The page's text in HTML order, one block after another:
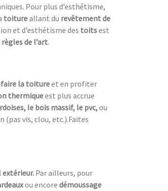
Pour plus d’esthétisme,
toitureallant du revêtement de
et d’esthétisme des toitsest
règles de l’art.
la toitureet en profiter
thermiqueest plus accrue
le bois massif, le pvc,ou
vis, clou, etc.).Faites
extérieur. Par ailleurs, pour
ou encore démoussage